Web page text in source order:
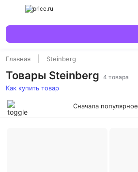
Главная Steinberg
Товары Steinberg 4 товара
Как купить товар
Сначала популярное